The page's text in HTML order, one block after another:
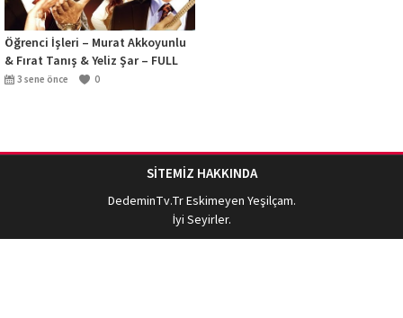
Öğrenci İşleri – Murat Akkoyunlu
& Fırat Tanış & Yeliz Şar – FULL
HD3 sene önce 0
SİTEMİZ HAKKINDA
DedeminTv.TrEskimeyen Yeşilçam.
İyi Seyirler.